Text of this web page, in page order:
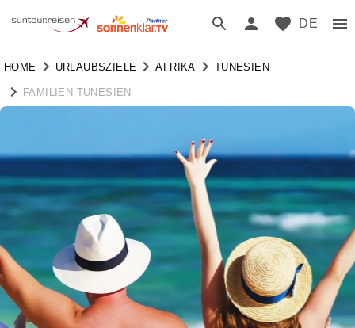
DE
HOME URLAUBSZIELE AFRIKA TUNESIEN
FAMILIEN-TUNESIEN